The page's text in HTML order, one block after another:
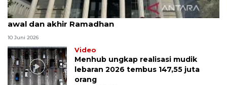
MK uji materi UU Peradilan Agama perihal isbat
awal dan akhir Ramadhan
10 Juni 2026
Video
Menhub ungkap realisasi mudik
lebaran 2026 tembus 147,55 juta
orang